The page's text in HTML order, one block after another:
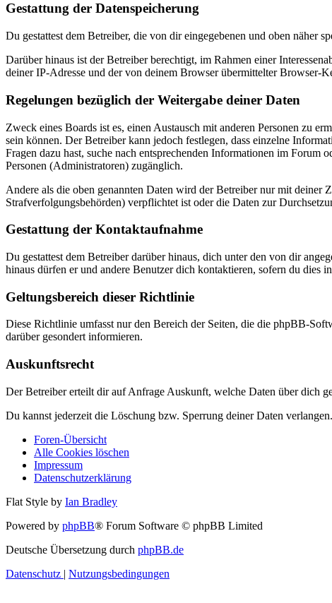
Gestattung der Datenspeicherung
Du gestattest dem Betreiber, die von dir eingegebenen und oben näher
Darüber hinaus ist der Betreiber berechtigt, im Rahmen einer
deiner IP-Adresse und der von deinem Browser übermittelter Browser-
Regelungen bezüglich der Weitergabe deiner Daten
Zweck eines Boards ist es, einen Austausch mit anderen Personen zu
sein können. Der Betreiber kann jedoch festlegen, dass einzelne
Fragen dazu hast, suche nach entsprechenden Informationen im
Personen (Administratoren) zugänglich.
Andere als die oben genannten Daten wird der Betreiber nur mit
Strafverfolgungsbehörden) verpflichtet ist oder die Daten zur
Gestattung der Kontaktaufnahme
Du gestattest dem Betreiber darüber hinaus, dich unter den von dir
hinaus dürfen er und andere Benutzer dich kontaktieren, sofern du dies
Geltungsbereich dieser Richtlinie
Diese Richtlinie umfasst nur den Bereich der Seiten, die die phpBB-
darüber gesondert informieren.
Auskunftsrecht
Der Betreiber erteilt dir auf Anfrage Auskunft, welche Daten über dich
Du kannst jederzeit die Löschung bzw. Sperrung deiner Daten
Foren-Übersicht
Alle Cookies löschen
Impressum
Datenschutzerklärung
Flat Style by Ian Bradley
Powered by phpBB® Forum Software © phpBB Limited
Deutsche Übersetzung durch phpBB.de
Datenschutz | Nutzungsbedingungen